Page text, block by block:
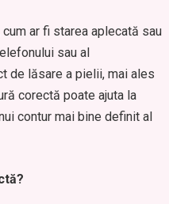
ar fi starea aplecată sau
sau al
de lăsare a pielii, mai ales
corectă poate ajuta la
contur mai bine definit al